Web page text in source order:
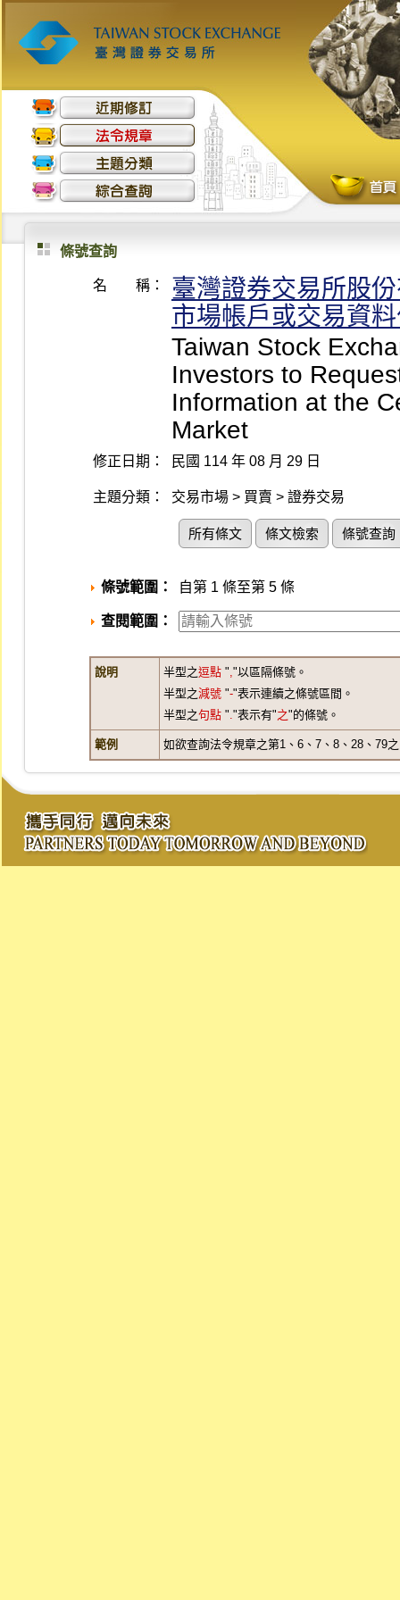
條號查詢
名 稱：
臺灣證券交易所股
市場帳戶或交易資
Taiwan Stock
Investors to
Information at the
Market
修正日期： 民國 114 年 08 月 29 日
主題分類： 交易市場 > 買賣 > 證券交易
所有條文 條文檢索 條號查詢
條號範圍： 自第 1 條至第 5 條
查閱範圍：
說明 半型之逗點 ","以區隔條號。
半型之減號 "-"表示連續之條號區間。
半型之句點 "."表示有"之"的條號。
範例 如欲查詢法令規章之第1、6、7、8、28、79